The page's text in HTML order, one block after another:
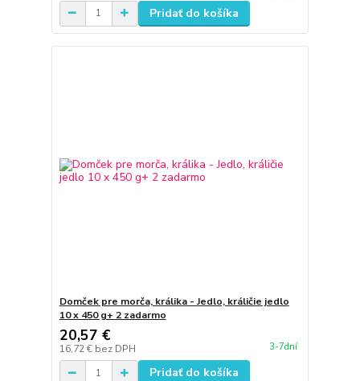
Pridať do košíka
Domček pre morča, králika - Jedlo, králičie jedlo
10 x 450 g+ 2 zadarmo
20,57 €
16,72 € bez DPH 3-7dní
Pridať do košíka